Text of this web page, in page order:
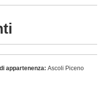
appartenenza: Ascoli Piceno